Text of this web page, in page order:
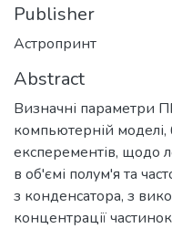
Publisher
Астропринт
Abstract
Визначні параметри
компьютерній моделі,
експерементів, щодо
в об'ємі полум'я та
з конденсатора, з
концентрації